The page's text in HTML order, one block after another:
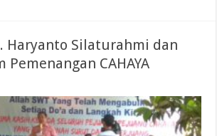
Haryanto Silaturahmi dan
Pemenangan CAHAYA